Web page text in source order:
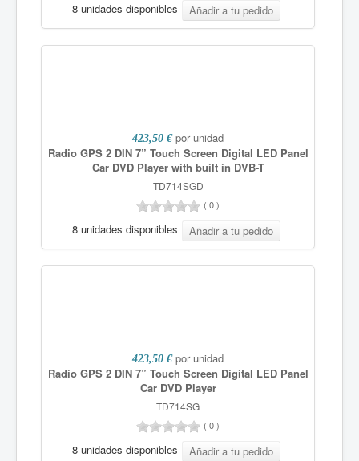
8 unidades disponibles
423,50 € por unidad
Radio GPS 2 DIN 7” Touch Screen Digital LED Panel
Car DVD Player with built in DVB-T
TD714SGD
( 0)
8 unidades disponibles
423,50 € por unidad
Radio GPS 2 DIN 7” Touch Screen Digital LED Panel
Car DVD Player
TD714SG
( 0)
8 unidades disponibles